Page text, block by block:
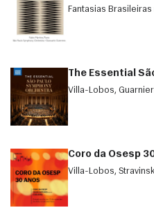
Fantasias Brasileiras
The Essential
Villa-Lobos,
Coro da Osesp
Villa-Lobos,